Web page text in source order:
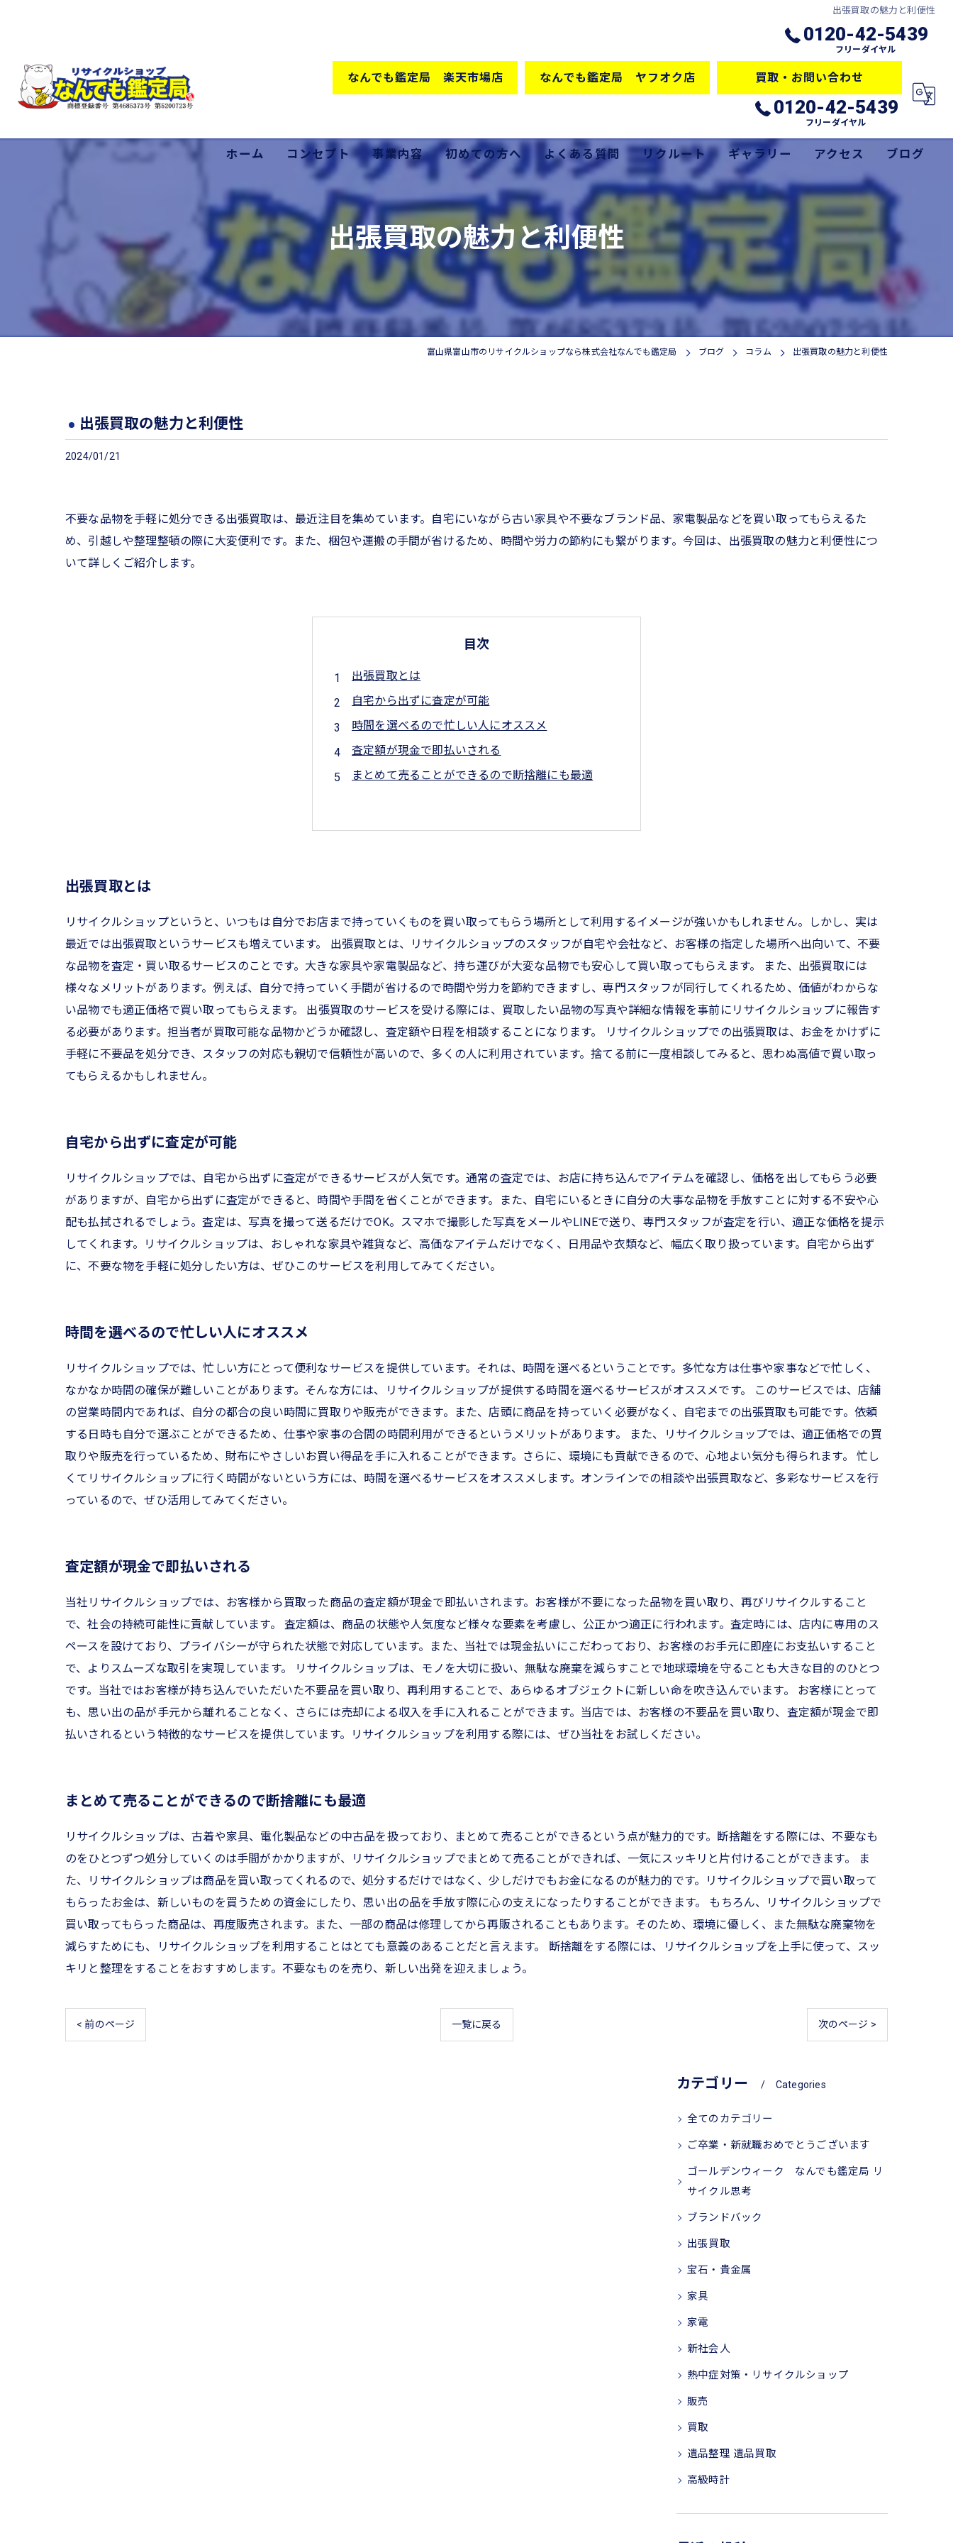
出張買取の魅力と利便性
0120-42-5439
フリーダイヤル
なんでも鑑定局 楽天市場店 なんでも鑑定局 ヤフオク店 買取・お問い合わせ
0120-42-5439
フリーダイヤル
ホーム コンセプト
低価格の秘密
事業内容
買取
販売
出張買取
家具
初めての方へ よくある質問 リクルート ギャラリー
サービス
アクセス ブログ
出張買取の魅力と利便性
富山県富山市のリサイクルショップなら株式会社なんでも鑑定局 ブログ コラム 出張買取の魅力と利便性
出張買取の魅力と利便性
2024/01/21
不要な品物を手軽に処分できる出張買取は、最近注目を集めています。自宅にいながら古い家具や不要なブランド品、家電製品などを買い取ってもらえるた
め、引越しや整理整頓の際に大変便利です。また、梱包や運搬の手間が省けるため、時間や労力の節約にも繋がります。今回は、出張買取の魅力と利便性につ
いて詳しくご紹介します。
目次
出張買取とは
自宅から出ずに査定が可能
時間を選べるので忙しい人にオススメ
査定額が現金で即払いされる
まとめて売ることができるので断捨離にも最適
出張買取とは
リサイクルショップというと、いつもは自分でお店まで持っていくものを買い取ってもらう場所として利用するイメージが強いかもしれません。しかし、実は
最近では出張買取というサービスも増えています。 出張買取とは、リサイクルショップのスタッフが自宅や会社など、お客様の指定した場所へ出向いて、不要
な品物を査定・買い取るサービスのことです。大きな家具や家電製品など、持ち運びが大変な品物でも安心して買い取ってもらえます。 また、出張買取には
様々なメリットがあります。例えば、自分で持っていく手間が省けるので時間や労力を節約できますし、専門スタッフが同行してくれるため、価値がわからな
い品物でも適正価格で買い取ってもらえます。 出張買取のサービスを受ける際には、買取したい品物の写真や詳細な情報を事前にリサイクルショップに報告す
る必要があります。担当者が買取可能な品物かどうか確認し、査定額や日程を相談することになります。 リサイクルショップでの出張買取は、お金をかけずに
手軽に不要品を処分でき、スタッフの対応も親切で信頼性が高いので、多くの人に利用されています。捨てる前に一度相談してみると、思わぬ高値で買い取っ
てもらえるかもしれません。
自宅から出ずに査定が可能
リサイクルショップでは、自宅から出ずに査定ができるサービスが人気です。通常の査定では、お店に持ち込んでアイテムを確認し、価格を出してもらう必要
がありますが、自宅から出ずに査定ができると、時間や手間を省くことができます。また、自宅にいるときに自分の大事な品物を手放すことに対する不安や心
配も払拭されるでしょう。査定は、写真を撮って送るだけでOK。スマホで撮影した写真をメールやLINEで送り、専門スタッフが査定を行い、適正な価格を提示
してくれます。リサイクルショップは、おしゃれな家具や雑貨など、高価なアイテムだけでなく、日用品や衣類など、幅広く取り扱っています。自宅から出ず
に、不要な物を手軽に処分したい方は、ぜひこのサービスを利用してみてください。
時間を選べるので忙しい人にオススメ
リサイクルショップでは、忙しい方にとって便利なサービスを提供しています。それは、時間を選べるということです。多忙な方は仕事や家事などで忙しく、
なかなか時間の確保が難しいことがあります。そんな方には、リサイクルショップが提供する時間を選べるサービスがオススメです。 このサービスでは、店舗
の営業時間内であれば、自分の都合の良い時間に買取りや販売ができます。また、店頭に商品を持っていく必要がなく、自宅までの出張買取も可能です。依頼
する日時も自分で選ぶことができるため、仕事や家事の合間の時間利用ができるというメリットがあります。 また、リサイクルショップでは、適正価格での買
取りや販売を行っているため、財布にやさしいお買い得品を手に入れることができます。さらに、環境にも貢献できるので、心地よい気分も得られます。 忙し
くてリサイクルショップに行く時間がないという方には、時間を選べるサービスをオススメします。オンラインでの相談や出張買取など、多彩なサービスを行
っているので、ぜひ活用してみてください。
査定額が現金で即払いされる
当社リサイクルショップでは、お客様から買取った商品の査定額が現金で即払いされます。お客様が不要になった品物を買い取り、再びリサイクルすること
で、社会の持続可能性に貢献しています。 査定額は、商品の状態や人気度など様々な要素を考慮し、公正かつ適正に行われます。査定時には、店内に専用のス
ペースを設けており、プライバシーが守られた状態で対応しています。また、当社では現金払いにこだわっており、お客様のお手元に即座にお支払いすること
で、よりスムーズな取引を実現しています。 リサイクルショップは、モノを大切に扱い、無駄な廃棄を減らすことで地球環境を守ることも大きな目的のひとつ
です。当社ではお客様が持ち込んでいただいた不要品を買い取り、再利用することで、あらゆるオブジェクトに新しい命を吹き込んでいます。 お客様にとって
も、思い出の品が手元から離れることなく、さらには売却による収入を手に入れることができます。当店では、お客様の不要品を買い取り、査定額が現金で即
払いされるという特徴的なサービスを提供しています。リサイクルショップを利用する際には、ぜひ当社をお試しください。
まとめて売ることができるので断捨離にも最適
リサイクルショップは、古着や家具、電化製品などの中古品を扱っており、まとめて売ることができるという点が魅力的です。断捨離をする際には、不要なも
のをひとつずつ処分していくのは手間がかかりますが、リサイクルショップでまとめて売ることができれば、一気にスッキリと片付けることができます。 ま
た、リサイクルショップは商品を買い取ってくれるので、処分するだけではなく、少しだけでもお金になるのが魅力的です。リサイクルショップで買い取って
もらったお金は、新しいものを買うための資金にしたり、思い出の品を手放す際に心の支えになったりすることができます。 もちろん、リサイクルショップで
買い取ってもらった商品は、再度販売されます。また、一部の商品は修理してから再販されることもあります。そのため、環境に優しく、また無駄な廃棄物を
減らすためにも、リサイクルショップを利用することはとても意義のあることだと言えます。 断捨離をする際には、リサイクルショップを上手に使って、スッ
キリと整理をすることをおすすめします。不要なものを売り、新しい出発を迎えましょう。
< 前のページ 一覧に戻る 次のページ >
カテゴリー Categories
全てのカテゴリー
ご卒業・新就職おめでとうございます
ゴールデンウィーク なんでも鑑定局 リ
サイクル思考
ブランドバック
出張買取
宝石・貴金属
家具
家電
新社会人
熱中症対策・リサイクルショップ
販売
買取
遺品整理 遺品買取
高級時計